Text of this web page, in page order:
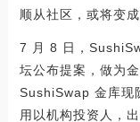
顺从社区，或将变
7 月 8 日，
坛公布提案，做为
SushiSwap 金库现
用以机构投资人，